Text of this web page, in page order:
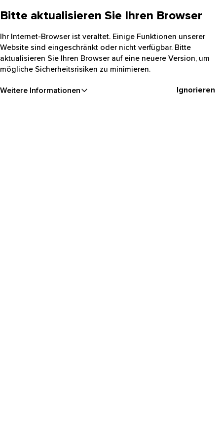
Bitte aktualisieren Sie Ihren Browser
Ihr Internet-Browser ist veraltet. Einige Funktionen unserer
Website sind eingeschränkt oder nicht verfügbar. Bitte
aktualisieren Sie Ihren Browser auf eine neuere Version, um
mögliche Sicherheitsrisiken zu minimieren.
Weitere Informationen Ignorieren